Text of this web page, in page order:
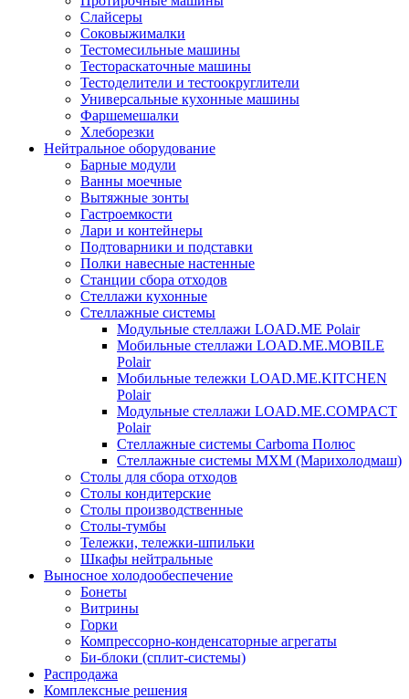
Слайсеры
Соковыжималки
Тестомесильные машины
Тестораскаточные машины
Тестоделители и тестоокруглители
Универсальные кухонные машины
Фаршемешалки
Хлеборезки
Нейтральное оборудование
Барные модули
Ванны моечные
Вытяжные зонты
Гастроемкости
Лари и контейнеры
Подтоварники и подставки
Полки навесные настенные
Станции сбора отходов
Стеллажи кухонные
Стеллажные системы
Модульные стеллажи LOAD.ME Polair
Мобильные стеллажи LOAD.ME.MOBILE
Polair
Мобильные тележки LOAD.ME.KITCHEN
Polair
Модульные стеллажи LOAD.ME.COMPACT
Polair
Стеллажные системы Carboma Полюс
Стеллажные системы МХМ (Марихолодмаш)
Столы для сбора отходов
Столы кондитерские
Столы производственные
Столы-тумбы
Тележки, тележки-шпильки
Шкафы нейтральные
Выносное холодообеспечение
Бонеты
Витрины
Горки
Компрессорно-конденсаторные агрегаты
Би-блоки (сплит-системы)
Распродажа
Комплексные решения